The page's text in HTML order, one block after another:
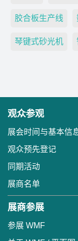
胶合板生产线
琴键式砂光机
观众参观
展会时间与基本信
观众预先登记
同期活动
展商名单
展商参展
参展 WMF